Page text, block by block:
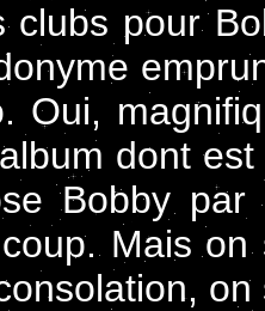
clubs pour
Oui,
dont
Bobby
Mais